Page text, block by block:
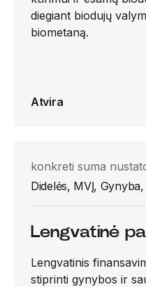
diegiant biodujų
biometaną.
Atvira
konkreti suma
Didelės, MVĮ,
Lengvatinė
Lengvatinis
stiprinti gynybos ir